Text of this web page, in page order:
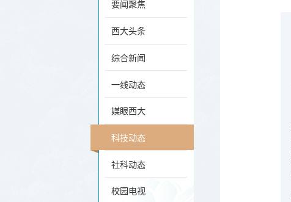
要闻聚焦
西大头条
综合新闻
一线动态
媒眼西大
科技动态
社科动态
校园电视